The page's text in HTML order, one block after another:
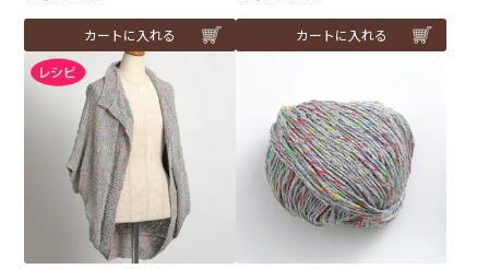
カートに入れる カートに入れる